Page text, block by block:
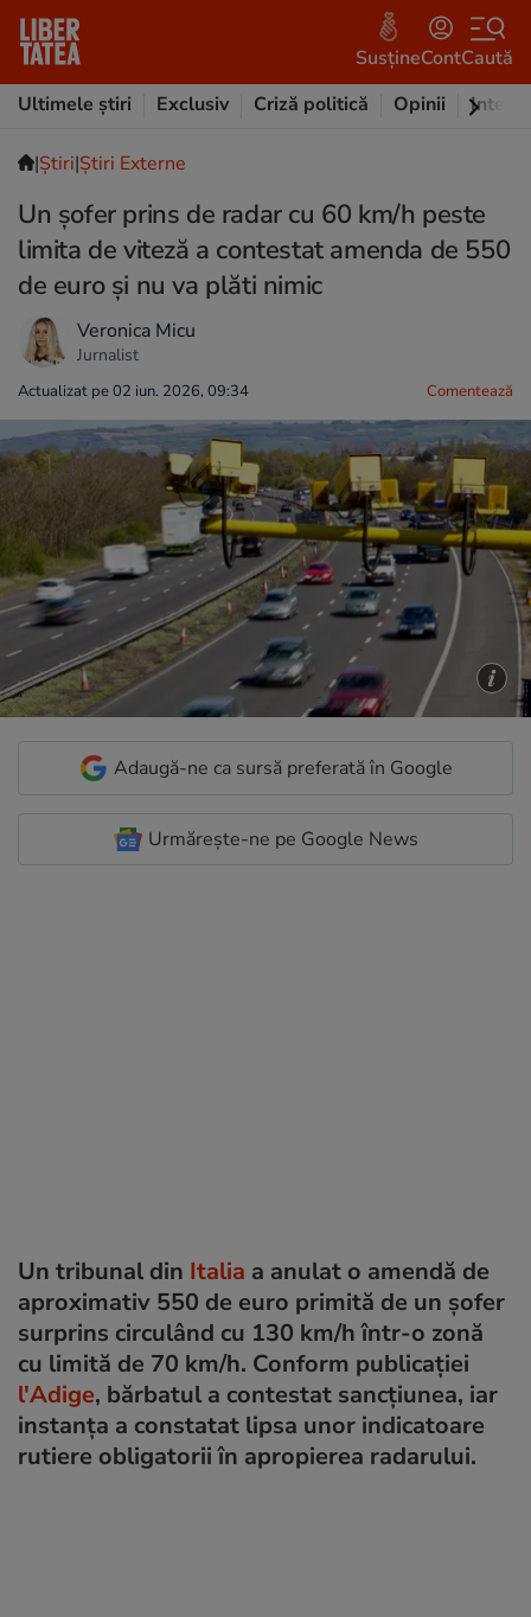
SusțineContCaută
Ultimele știri
Exclusiv Criză politică Opinii
|Ştiri|Știri Externe
Un șofer prins de radar cu 60 km/h peste
limita de viteză a contestat amenda de 550
de euro și nu va plăti nimic
Veronica Micu
Jurnalist
Actualizat pe 02 iun. 2026, 09:34 Comentează
Adaugă-ne ca sursă preferată în Google
Urmărește-ne pe Google News
Un tribunal din Italia a anulat o amendă de
aproximativ 550 de euro primită de un șofer
surprins circulând cu 130 km/h într-o zonă
cu limită de 70 km/h. Conform publicației
l'Adige, bărbatul a contestat sancțiunea, iar
instanța a constatat lipsa unor indicatoare
rutiere obligatorii în apropierea radarului.